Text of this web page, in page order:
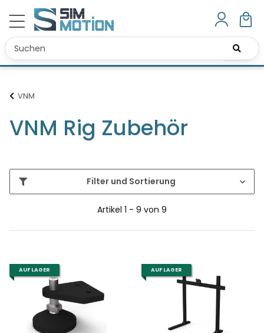
VNM
VNM Rig Zubehör
Filter und Sortierung
Artikel 1 - 9 von 9
AUF LAGER AUF LAGER